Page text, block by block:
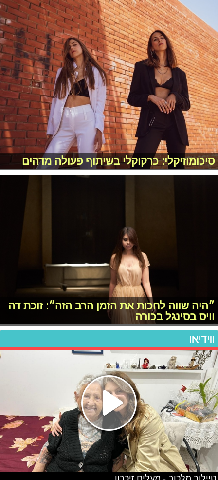
סיכומוזיקלי: כרקוקלי בשיתוף פעולה מדהים
״היה שווה לחכות את הזמן הרב הזה״: זוכת דה
וויס בסינגל בכורה
ווידיאו
טיילור מלכוב - מעלים זיכרון